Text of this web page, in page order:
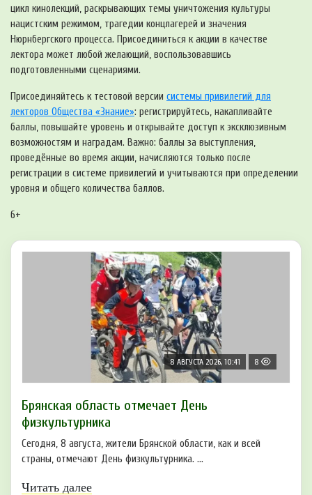
цикл кинолекций, раскрывающих темы уничтожения культуры
нацистским режимом, трагедии концлагерей и значения
Нюрнбергского процесса. Присоединиться к акции в качестве
лектора может любой желающий, воспользовавшись
подготовленными сценариями.
Присоединяйтесь к тестовой версии системы привилегий для
лекторов Общества «Знание»: регистрируйтесь, накапливайте
баллы, повышайте уровень и открывайте доступ к эксклюзивным
возможностям и наградам. Важно: баллы за выступления,
проведённые во время акции, начисляются только после
регистрации в системе привилегий и учитываются при определении
уровня и общего количества баллов.
6+
8 АВГУСТА 2026, 10:41 8
Брянская область отмечает День
физкультурника
Сегодня, 8 августа, жители Брянской области, как и всей
страны, отмечают День физкультурника. ...
Читать далее